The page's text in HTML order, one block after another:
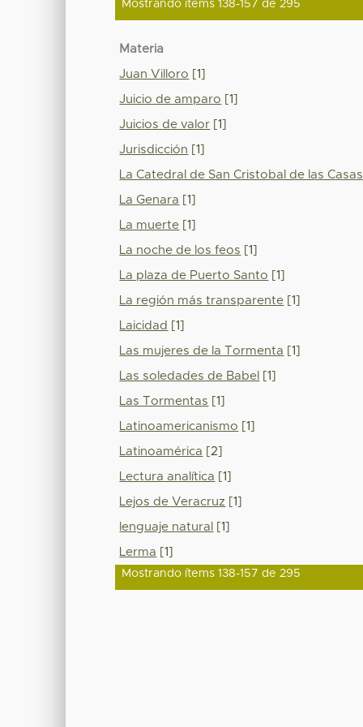
Mostrando ítems 138-157 de 295
Materia
Juan Villoro [1]
Juicio de amparo [1]
Juicios de valor [1]
Jurisdicción [1]
La Catedral de San Cristobal de las Casas
La Genara [1]
La muerte [1]
La noche de los feos [1]
La plaza de Puerto Santo [1]
La región más transparente [1]
Laicidad [1]
Las mujeres de la Tormenta [1]
Las soledades de Babel [1]
Las Tormentas [1]
Latinoamericanismo [1]
Latinoamérica [2]
Lectura analítica [1]
Lejos de Veracruz [1]
lenguaje natural [1]
Lerma [1]
Mostrando ítems 138-157 de 295